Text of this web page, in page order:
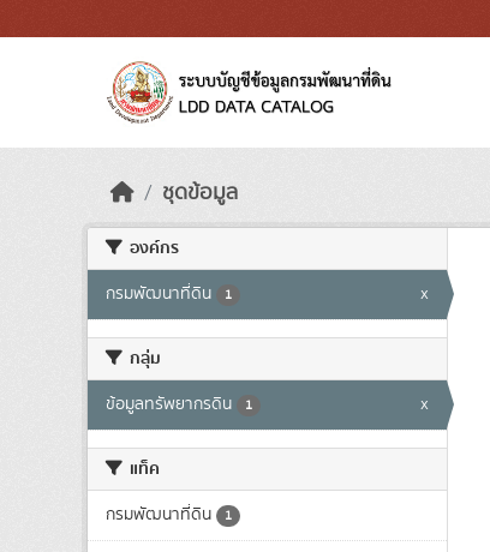
ชุดข้อมูล
องค์กร
กรมพัฒนาที่ดิน 1 x
กลุ่ม
ข้อมูลทรัพยากรดิน 1 x
แท็ค
กรมพัฒนาที่ดิน 1